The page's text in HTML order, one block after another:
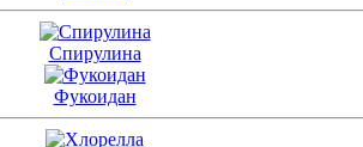
Спирулина
Фукоидан